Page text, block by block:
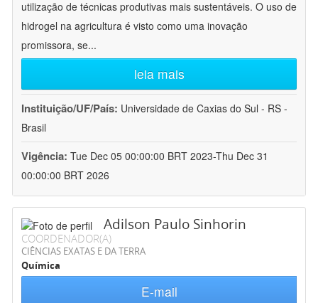
utilização de técnicas produtivas mais sustentáveis. O uso de
hidrogel na agricultura é visto como uma inovação
promissora, se...
leia mais
Instituição/UF/País: Universidade de Caxias do Sul - RS -
Brasil
Vigência: Tue Dec 05 00:00:00 BRT 2023-Thu Dec 31
00:00:00 BRT 2026
Adilson Paulo Sinhorin
COORDENADOR(A)
CIÊNCIAS EXATAS E DA TERRA
Química
E-mail